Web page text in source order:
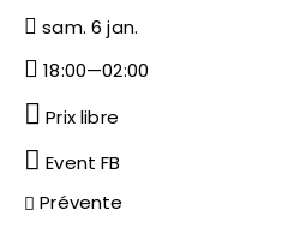
sam. 6 jan.
18:00—02:00
Prix libre
Event FB
Prévente